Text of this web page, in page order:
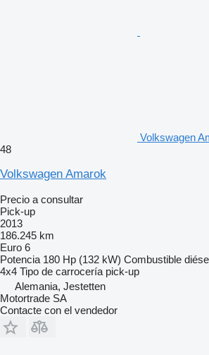
Volkswagen
48
Volkswagen Amarok
Precio a consultar
Pick-up
2013
186.245 km
Euro 6
Potencia 180 Hp (132 kW) Combustible
4x4 Tipo de carrocería pick-up
Alemania, Jestetten
Motortrade SA
Contacte con el vendedor